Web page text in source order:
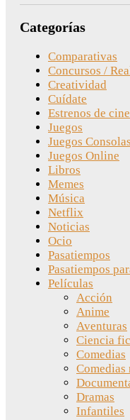
Categorías
Comparativas
Concursos /
Creatividad
Cuídate
Estrenos de cine
Juegos
Juegos Consolas
Juegos Online
Libros
Memes
Música
Netflix
Noticias
Ocio
Pasatiempos
Pasatiempos
Películas
Acción
Anime
Aventuras
Ciencia
Comedias
Comedias
Dramas
Infantiles